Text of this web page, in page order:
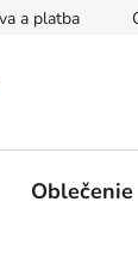
a platba
Oblečenie